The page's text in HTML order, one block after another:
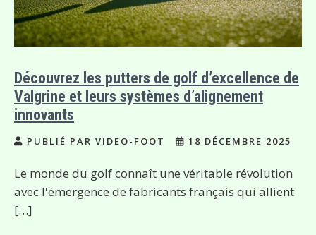
Découvrez les putters de golf d’excellence de
Valgrine et leurs systèmes d’alignement
innovants
PUBLIÉ PAR VIDEO-FOOT 18 DÉCEMBRE 2025
Le monde du golf connaît une véritable révolution
avec l'émergence de fabricants français qui allient
[…]